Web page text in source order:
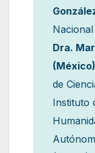
Dra.
(México)
de
Instituto